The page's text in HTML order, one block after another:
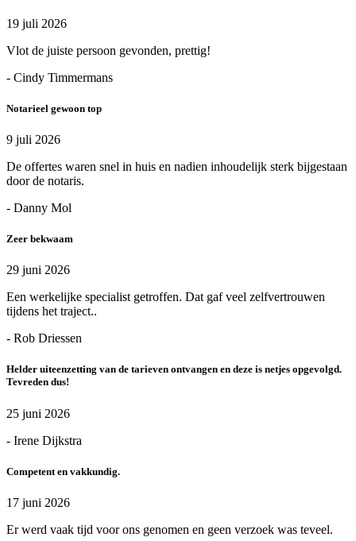
19 juli 2026
Vlot de juiste persoon gevonden, prettig!
- Cindy Timmermans
Notarieel gewoon top
9 juli 2026
De offertes waren snel in huis en nadien inhoudelijk sterk bijgestaan
door de notaris.
- Danny Mol
Zeer bekwaam
29 juni 2026
Een werkelijke specialist getroffen. Dat gaf veel zelfvertrouwen
tijdens het traject..
- Rob Driessen
Helder uiteenzetting van de tarieven ontvangen en deze is netjes opgevolgd.
Tevreden dus!
25 juni 2026
- Irene Dijkstra
Competent en vakkundig.
17 juni 2026
Er werd vaak tijd voor ons genomen en geen verzoek was teveel.